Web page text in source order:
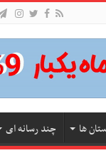
ها چند رسانه ای